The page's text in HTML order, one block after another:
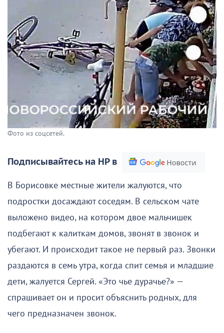
Фото из соцсетей.
Подписывайтесь на НР в
В Борисовке местные жители жалуются, что
подростки досаждают соседям. В сельском чате
выложено видео, на котором двое мальчишек
подбегают к калиткам домов, звонят в звонок и
убегают. И происходит такое не первый раз. Звонки
раздаются в семь утра, когда спит семья и младшие
дети, жалуется Сергей. «Это чье дурачье?» —
спрашивает он и просит объяснить родных, для
чего предназначен звонок.